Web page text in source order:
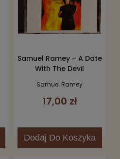
Samuel Ramey – A Date
With The Devil
Samuel Ramey
17,00 zł
Dodaj Do Koszyka